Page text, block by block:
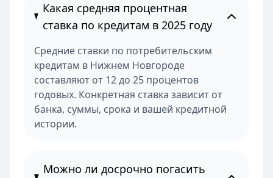
Какая средняя процентная
ставка по кредитам в 2025 году
Средние ставки по потребительским
кредитам в Нижнем Новгороде
составляют от 12 до 25 процентов
годовых. Конкретная ставка зависит от
банка, суммы, срока и вашей кредитной
истории.
Можно ли досрочно погасить